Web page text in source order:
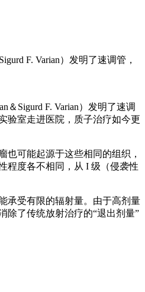
F. Varian）发明了速调管，
＆Sigurd F. Varian）发明了速调
验室走进医院，质子治疗如今更
可能起源于这些相同的组织，
程度各不相同，从 I 级（侵袭性
承受有限的辐射量。由于高剂量
除了传统放射治疗的“退出剂量”